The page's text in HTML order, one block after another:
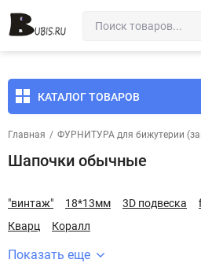
КАТАЛОГ ТОВАРОВ
Главная / ФУРНИТУРА для бижутерии
Шапочки обычные
"винтаж" 18*13мм 3D подвеска
Кварц
Коралл
Показать еще